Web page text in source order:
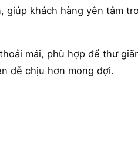
giúp khách hàng yên tâm
mái, phù hợp để thư
dễ chịu hơn mong đợi.